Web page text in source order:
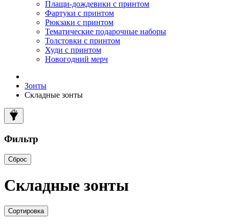
Плащи-дождевики с принтом
Фартуки с принтом
Рюкзаки с принтом
Тематические подарочные наборы
Толстовки с принтом
Худи с принтом
Новогодний мерч
Зонты
Складные зонты
Фильтр
Сброс
Складные зонты
Сортировка